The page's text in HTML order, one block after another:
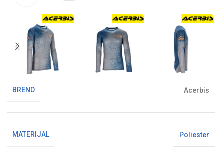
BREND Acerbis
MATERIJAL Poliester